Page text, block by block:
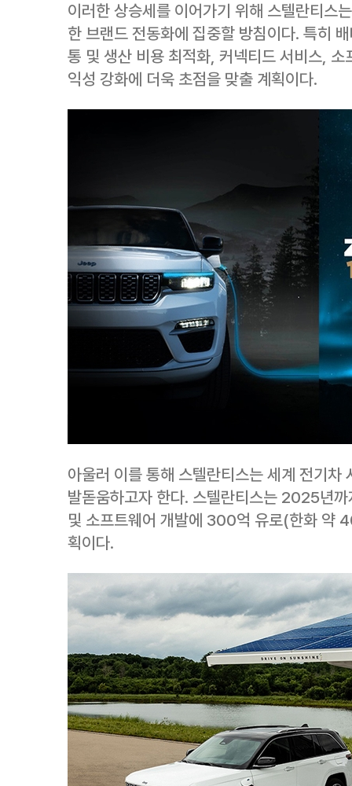
이러한 상승세를 이어가기 위해 스텔란티스
한 브랜드 전동화에 집중할 방침이다. 특히
통 및 생산 비용 최적화, 커넥티드 서비스,
익성 강화에 더욱 초점을 맞출 계획이다.
아울러 이를 통해 스텔란티스는 세계 전기차
발돋움하고자 한다. 스텔란티스는 2025년
및 소프트웨어 개발에 300억 유로(한화 약
획이다.